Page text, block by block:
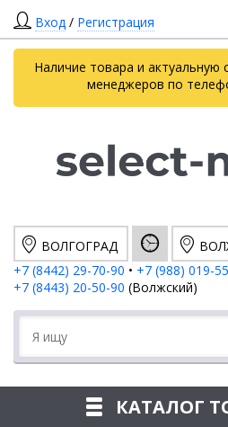
Вход / Регистрация
Наличие товара и актуальную
менеджеров по
ВОЛГОГРАД
+7 (8442) 29-70-90 • +7 (988) 019-
+7 (8443) 20-50-90 (Волжский)
КАТАЛОГ